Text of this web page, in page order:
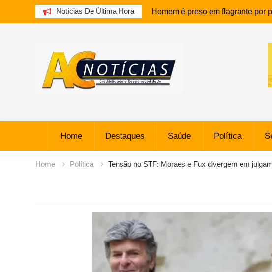
Notícias De Última Hora
Homem é preso em flagrante por
armazenar pornografia infantil em
depreciativo sobre cantor
Família de homem que morreu
Caio Alexandre treina sem
reforçar o Bahia contra o Vasco
Estágio de Foguete da SpaceX
e Cria Cratera de 18 Metros,
Home Destaques Saúde Política
Home Política Tensão no STF: Moraes e Fux divergem em